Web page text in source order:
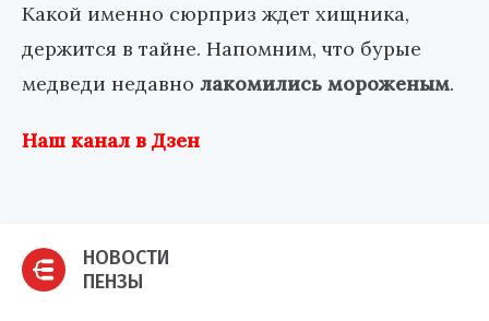
Какой именно сюрприз ждет хищника,
держится в тайне. Напомним, что бурые
медведи недавно лакомились мороженым.
Наш канал в Дзен
НОВОСТИ
ПЕНЗЫ